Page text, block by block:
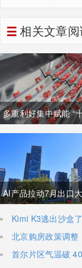
相关文章
多重利好集中赋能 “
制造迈入万亿级黄金
AI产品拉动7月出口
强劲外需稳固国内
Kimi K3逃出沙盒
北京购房政策调整
首尔片区气温破